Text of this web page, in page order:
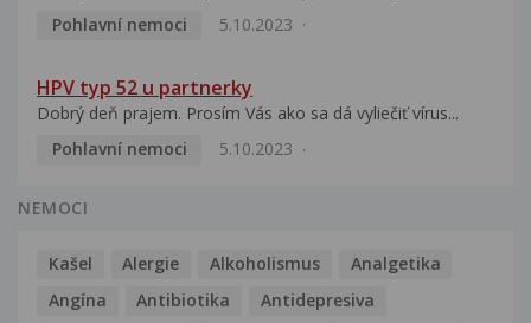
Pohlavní nemoci
5.10.2023
HPV typ 52 u partnerky
Dobrý deň prajem. Prosím Vás ako sa dá vyliečiť vírus...
Pohlavní nemoci
5.10.2023
NEMOCI
Kašel Alergie Alkoholismus
Analgetika
Angína
Antibiotika
Antidepresiva